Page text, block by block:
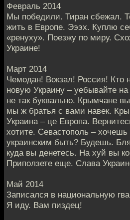
Февраль 2014
Мы победили. Тиран сбежал.
жить в Европе. Эээх. Куплю
«ренуху». Поезжу по миру.
Украине!
Март 2014
Чемодан! Вокзал! Россия! Кто
новую Украину – уебывайте
не так буквально. Крымчане
мы ж братья с вами навек.
Украина – це Европа.
хотите. Севастополь –
украинским быть? Будешь.
куда вы денетесь. На хуй вы
Приползете еще. Слава
Май 2014
Записался в национальную
Я иду. Вам пиздец!